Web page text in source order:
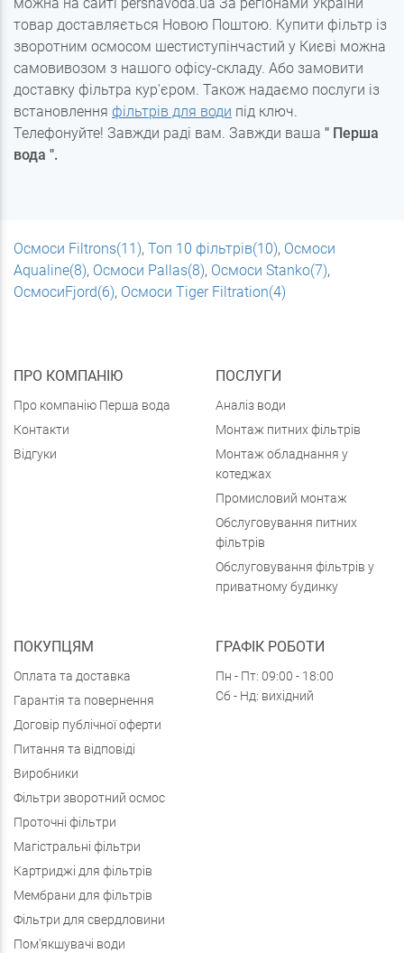
товар доставляється Новою Поштою. Купити фільтр із
зворотним осмосом шестиступінчастий у Києві можна
самовивозом з нашого офісу-складу. Або замовити
доставку фільтра кур'єром. Також надаємо послуги із
встановлення фільтрів для води під ключ.
Телефонуйте! Завжди раді вам. Завжди ваша " Перша
вода ".
Осмоси Filtrons(11), Топ 10 фільтрів(10), Осмоси
Aqualine(8), Осмоси Pallas(8), Осмоси Stanko(7),
ОсмосиFjord(6), Осмоси Tiger Filtration(4)
ПРО КОМПАНІЮ
Про компанію Перша вода
Контакти
Відгуки
ПОСЛУГИ
Аналіз води
Монтаж питних фільтрів
Монтаж обладнання у
котеджах
Промисловий монтаж
Обслуговування питних
фільтрів
Обслуговування фільтрів у
приватному будинку
ПОКУПЦЯМ
Оплата та доставка
Гарантія та повернення
Договір публічної оферти
Питання та відповіді
Виробники
Фільтри зворотний осмос
Проточні фільтри
Магістральні фільтри
Картриджі для фільтрів
Мембрани для фільтрів
Фільтри для свердловини
Пом'якшувачі води
ГРАФІК РОБОТИ
Пн - Пт: 09:00 - 18:00
Сб - Нд: вихідний